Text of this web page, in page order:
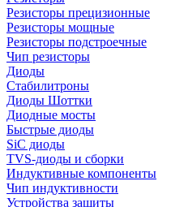
Резисторы прецизионные
Резисторы мощные
Резисторы подстроечные
Чип резисторы
Диоды
Стабилитроны
Диоды Шоттки
Диодные мосты
Быстрые диоды
SiC диоды
TVS-диоды и сборки
Индуктивные компоненты
Чип индуктивности
Устройства защиты